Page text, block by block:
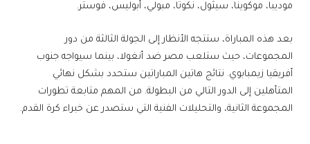
موديبا، موكوينا، سيثول، نكوتا، مبولي، أبوليس، فوستر.
بعد هذه المباراة، ستتجه الأنظار إلى الجولة الثالثة من دور
المجموعات، حيث ستلعب مصر ضد أنغولا، بينما سيواجه جنوب
أفريقيا زيمبابوي. نتائج هاتين المباراتين ستحدد بشكل نهائي
المتأهلين إلى الدور التالي من البطولة. من المهم متابعة تطورات
المجموعة الثانية، والتحليلات الفنية التي ستصدر عن خبراء كرة القدم.